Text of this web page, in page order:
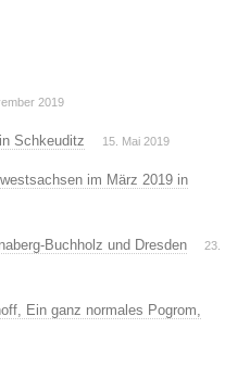
2019
Schkeuditz 15. Mai 2019
im März 2019 in
Buchholz und Dresden
23.
Ein ganz normales Pogrom,